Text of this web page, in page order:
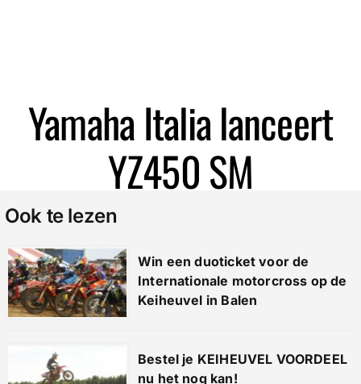
Yamaha Italia lanceert
YZ450 SM
Ook te lezen
Win een duoticket voor de
Internationale motorcross op de
Keiheuvel in Balen
Bestel je KEIHEUVEL VOORDEEL
nu het nog kan!